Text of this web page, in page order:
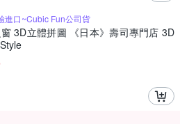
進口~Cubic Fun公司貨
3D立體拼圖 《日本》壽司專門店 3D